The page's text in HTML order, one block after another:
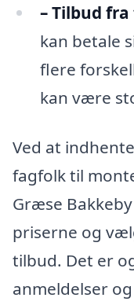
– Tilbud
kan betale
flere
kan være
Ved at
fagfolk til
Græse
priserne og
tilbud. Det er
anmeldelser